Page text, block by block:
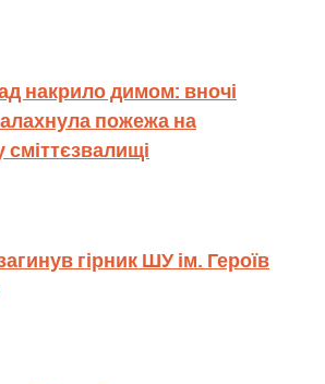
накрило димом: вночі
пожежа на
сміттєзвалищі
гірник ШУ ім. Героїв